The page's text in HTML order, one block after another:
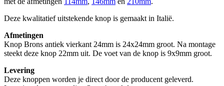
Deze kwalitatief uitstekende knop is gemaakt in Italië.
Afmetingen
Knop Brons antiek vierkant 24mm is 24x24mm groot. Na montage
steekt deze knop 22mm uit. De voet van de knop is 9x9mm groot.
Levering
Deze knoppen worden je direct door de producent geleverd.